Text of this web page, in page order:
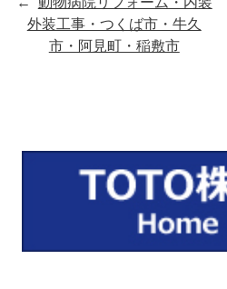
外装工事・つくば市・牛久
市・阿見町・稲敷市